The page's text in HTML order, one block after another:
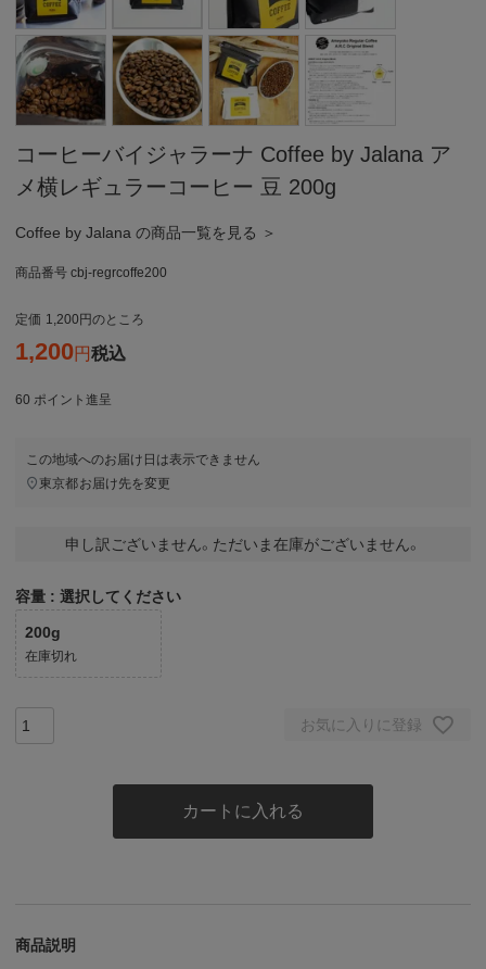
コーヒーバイジャラーナ Coffee by Jalana ア
メ横レギュラーコーヒー 豆 200g
Coffee by Jalana の商品一覧を見る ＞
商品番号 cbj-regrcoffe200
定価 1,200 のところ
1,200 税込
60 ポイント進呈
この地域へのお届け日は表示できません
東京都お届け先を変更
申し訳ございません。ただいま在庫がございません。
容量 選択してください
200g
在庫切れ
お気に入りに登録
カートに入れる
商品説明